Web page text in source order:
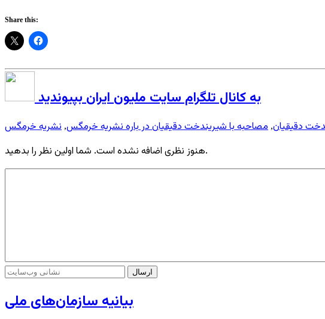
Share this:
به کانال تلگرام سایت ملیون ایران بپیوندید
دقیقیان, مصاحبه با شیریندخت دقیقیان در باره نشریه خرمگس, نشریه خرمگس
هنوز نظری اضافه نشده است. شما اولین نظر را بدهید.
بیانیه سازمان‌های ملی